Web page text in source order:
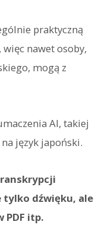
praktyczną
nawet osoby,
mogą z
AI, takiej
język japoński.
dźwięku, ale
PDF itp.